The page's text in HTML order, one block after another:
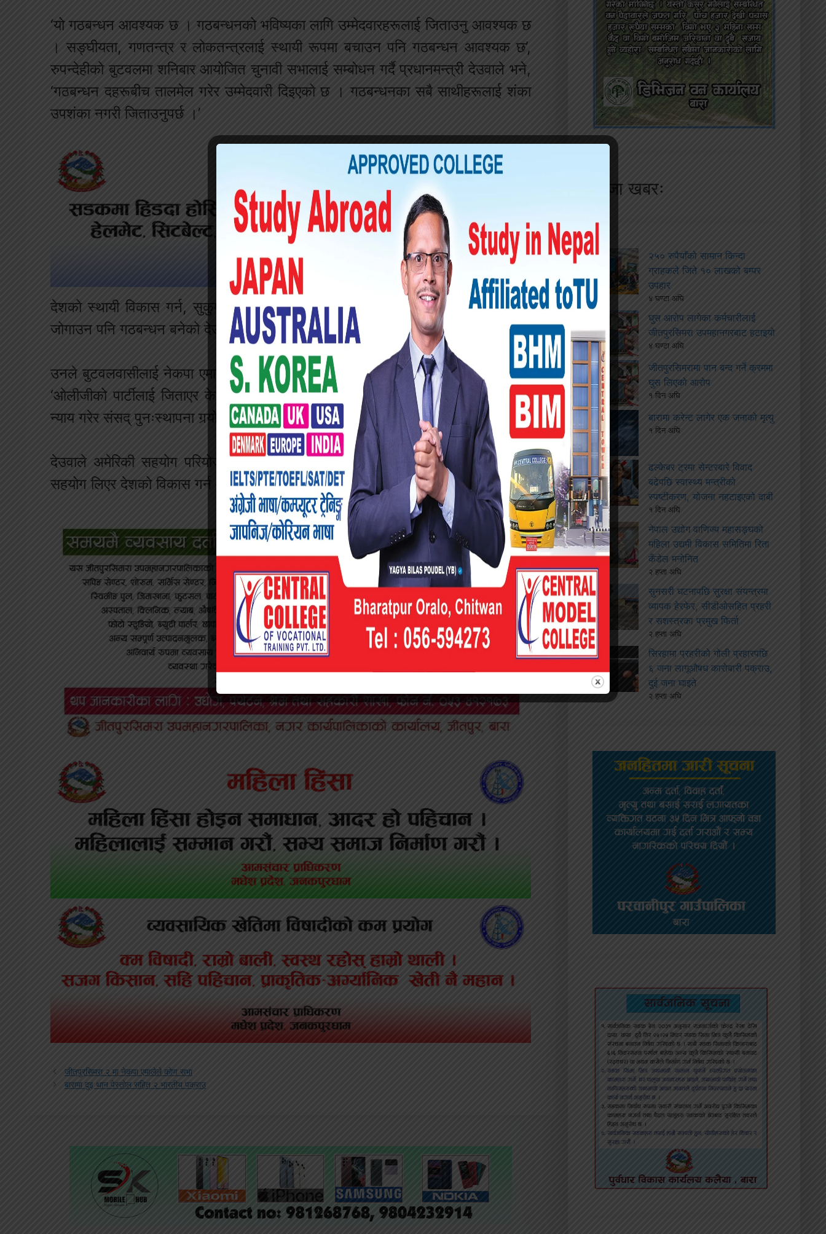
‘यो गठबन्धन आवश्यक छ । गठबन्धनको भविष्यका लागि उम्मेदवारहरूलाई जिताउनु आवश्यक छ
। सङ्‍घीयता, गणतन्त्र र लोकतन्त्रलाई स्थायी रूपमा बचाउन पनि गठबन्धन आवश्यक छ’,
रुपन्देहीको बुटवलमा शनिबार आयोजित चुनावी सभालाई सम्बोधन गर्दै प्रधानमन्त्री देउवाले भने,
‘गठबन्धन दहरूबीच तालमेल गरेर उम्मेदवारी दिइएको छ । गठबन्धनका सबै साथीहरूलाई शंका
उपशंका नगरी जिताउनुपर्छ ।’
देशको स्थायी विकास गर्न, सुकुम्वासीहरूको समस्या समाधान गर्नदेखि राजनीतिक व्यवस्थाहरू
जोगाउन पनि गठबन्धन बनेको देउवाले प्रष्ट पारे ।
उनले बुटवलवासीलाई नेकपा एमालेका उम्मेदवारलाई मत नदिन आग्रह गरे । उनले भनेका छन्,
‘ओलीजीको पार्टीलाई जिताएर के गर्नुहुन्छ रु संसद् विघटन गरेको गरेकै गर्नुभयो । अदालतले
न्याय गरेर संसद् पुनःस्थापना गर्‍यो तर चल्न दिएको छैन ।’
देउवाले अमेरिकी सहयोग परियोजना एमसीसी अनुदान भएको भन्दै अन्य देशसँग पनि अनुदान
सहयोग लिएर देशको विकास गर्न आवश्यक रहेको औंल्याए ।
जीतपुरसिमरा २ मा नेकपा एमालेले कोण सभा
बारामा दुइ थान पेस्तोल सहित २ भारतीय पक्राउ
ताजा खबरः
२५० रुपैयाँको सामान किन्दा
ग्राहकले जिते १० लाखको बम्पर
उपहार
४ घण्टा अघि
घुस आरोप लागेका कर्मचारीलाई
जीतपुरसिमरा उपमहानगरबाट हटाइयो
४ घण्टा अघि
जीतपुरसिमरामा पान बन्द गर्ने क्रममा
घुस लिएको आरोप
१ दिन अघि
बारामा करेन्ट लागेर एक जनाको मृत्यु
१ दिन अघि
ढल्केबर ट्रमा सेन्टरबारे विवाद
बढेपछि स्वास्थ्य मन्त्रीको
स्पष्टीकरण, योजना नहटाइएको दाबी
१ दिन अघि
नेपाल उद्योग वाणिज्य महासङ्घको
महिला उद्यमी विकास समितिमा रिता
कँडेल मनोनित
२ हप्ता अघि
सुनसरी घटनापछि सुरक्षा संयन्त्रमा
व्यापक हेरफेर, सीडीओसहित प्रहरी
र सशस्त्रका प्रमुख फिर्ता
२ हप्ता अघि
सिरहामा प्रहरीको गोली प्रहारपछि
६ जना लागूऔषध कारोबारी पक्राउ,
दुई जना घाइते
२ हप्ता अघि